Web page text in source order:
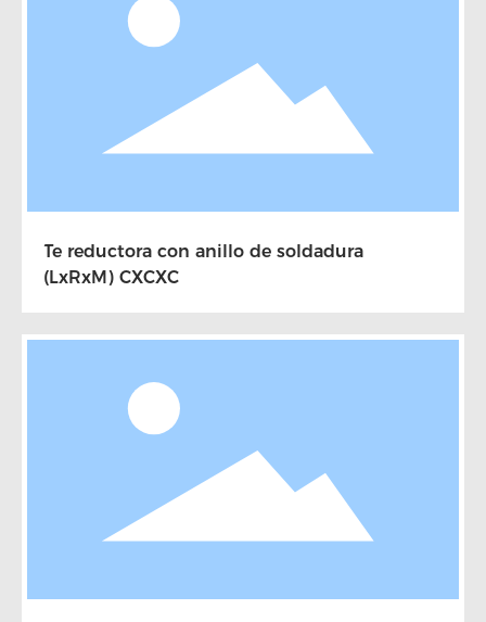
Te reductora con anillo de soldadura
(LxRxM) CXCXC